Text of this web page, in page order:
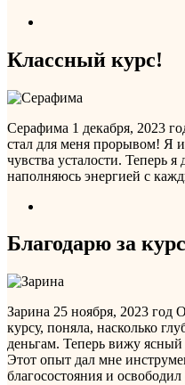
Классный курс!
Серафима 1 декабря, 2023
стал для меня прорывом! Я
чувства усталости. Теперь
наполняюсь энергией с
Благодарю за курс
Зарина 25 ноября, 2023 год
курсу, поняла, насколько
деньгам. Теперь вижу
Этот опыт дал мне
благосостояния и освободил